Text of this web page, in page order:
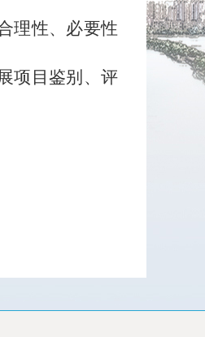
理性、必要性
项目鉴别、评